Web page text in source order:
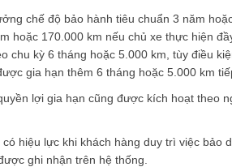
chế độ bảo hành tiêu chuẩn 3 năm
hoặc 170.000 km nếu chủ xe thực hiện
chu kỳ 6 tháng hoặc 5.000 km, tùy điều
gia hạn thêm 6 tháng hoặc 5.000 km
lợi gia hạn cũng được kích hoạt theo
hiệu lực khi khách hàng duy trì việc bảo
ghi nhận trên hệ thống.